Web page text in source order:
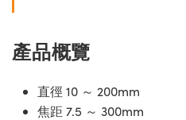
產品概覽
直徑 10 ～ 200mm
焦距 7.5 ～ 300mm